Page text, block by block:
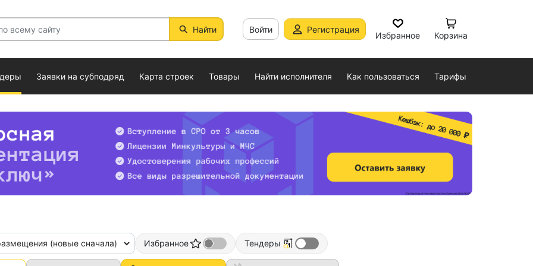
Найти Войти Регистрация
Избранное Корзина
Заявки на субподряд Карта строек Товары Найти исполнителя Как пользоваться Тарифы
(новые сначала) Избранное Тендеры